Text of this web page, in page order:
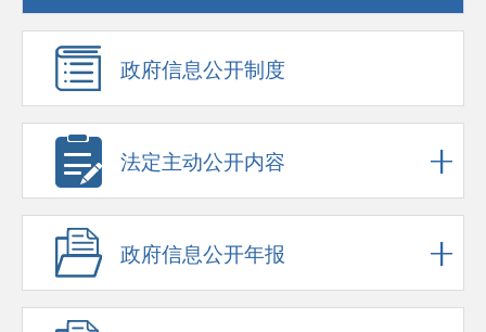
政府信息公开制度
法定主动公开内容
政府信息公开年报